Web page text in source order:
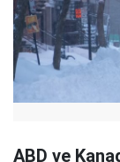
ABD ve